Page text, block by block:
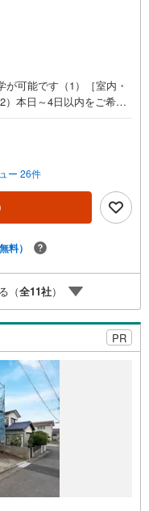
可能です（1）［室内・
本日～4日以内をご希望
問い合わせがスムーズで
ン対象店舗】当店で物件
らえる「Yahoo！不動産
になります。「資料をも
からお問い合わせくださ
ログインしてください。※P
からも楽しく素敵なお家
の口に相談してみません
！まずはお客様の夢をお
「安心」に変える「未来
す。スタッフ一同いつで
おります。
ー 26件
料）
（全11社）
PR